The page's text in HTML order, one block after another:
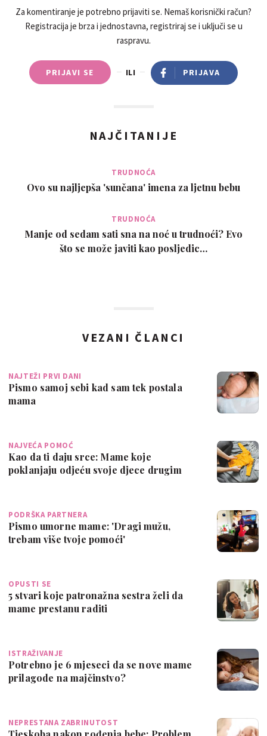
Za komentiranje je potrebno prijaviti se. Nemaš korisnički račun?
Registracija je brza i jednostavna, registriraj se i uključi se u
raspravu.
PRIJAVI SE ILI PRIJAVA
NAJČITANIJE
TRUDNOĆA
Ovo su najljepša 'sunčana' imena za ljetnu bebu
TRUDNOĆA
Manje od sedam sati sna na noć u trudnoći? Evo
što se može javiti kao posljedic…
VEZANI ČLANCI
NAJTEŽI PRVI DANI
Pismo samoj sebi kad sam tek postala
mama
NAJVEĆA POMOĆ
Kao da ti daju srce: Mame koje
poklanjaju odjeću svoje djece drugim
PODRŠKA PARTNERA
Pismo umorne mame: 'Dragi mužu,
trebam više tvoje pomoći'
OPUSTI SE
5 stvari koje patronažna sestra želi da
mame prestanu raditi
ISTRAŽIVANJE
Potrebno je 6 mjeseci da se nove mame
prilagode na majčinstvo?
NEPRESTANA ZABRINUTOST